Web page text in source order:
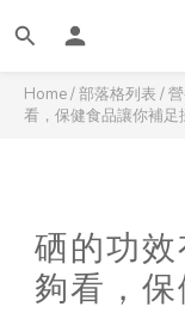
Home/部落格列表 /
看，保健食品讓你補足
硒的功
夠看，